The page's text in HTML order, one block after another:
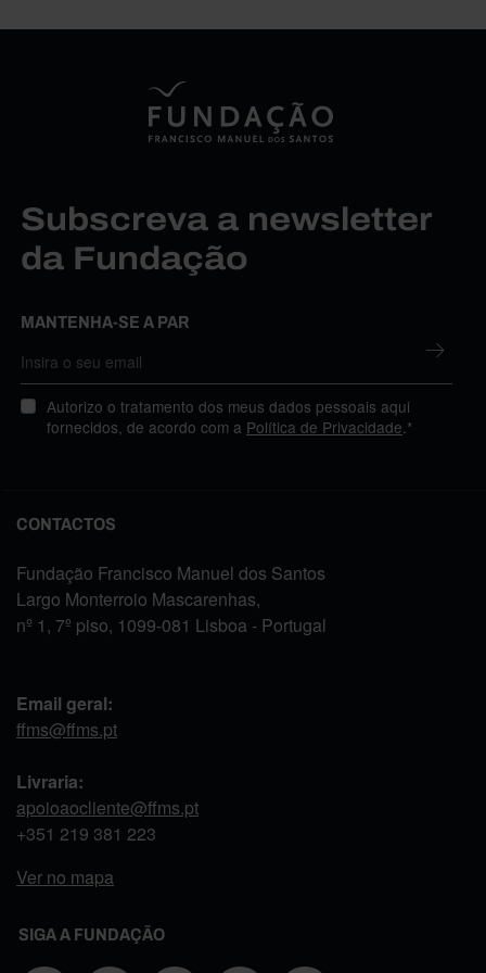
Subscreva a newsletter
da Fundação
MANTENHA-SE A PAR
Autorizo o tratamento dos meus dados pessoais aqui
fornecidos, de acordo com a Política de Privacidade .*
CONTACTOS
Fundação Francisco Manuel dos Santos
Largo Monterroio Mascarenhas,
nº 1, 7º piso, 1099-081 Lisboa - Portugal
Email geral:
ffms@ffms.pt
Livraria:
apoioaocliente@ffms.pt
+351 219 381 223
Ver no mapa
SIGA A FUNDAÇÃO